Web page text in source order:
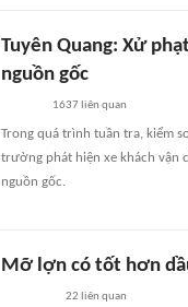
Tuyên Quang: Xử
nguồn gốc
1637liên quan
Trong quá trình tuần tra, kiểm
trường phát hiện xe khách vận
nguồn gốc.
Mỡ lợn có tốt hơn
22 liên quan